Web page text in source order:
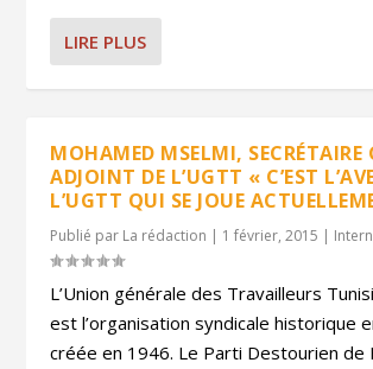
LIRE PLUS
MOHAMED MSELMI, SECRÉTAIRE
ADJOINT DE L’UGTT « C’EST
L’UGTT QUI SE JOUE
Publié par La rédaction | 1 février, 2015 |
L’Union générale des Travailleurs
est l’organisation syndicale historique
créée en 1946. Le Parti Destourien de